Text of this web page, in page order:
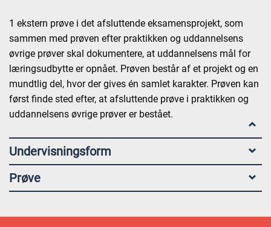
1 ekstern prøve i det afsluttende eksamensprojekt, som
sammen med prøven efter praktikken og uddannelsens
øvrige prøver skal dokumentere, at uddannelsens mål for
læringsudbytte er opnået. Prøven består af et projekt og en
mundtlig del, hvor der gives én samlet karakter. Prøven kan
først finde sted efter, at afsluttende prøve i praktikken og
uddannelsens øvrige prøver er bestået.
Undervisningsform
Prøve